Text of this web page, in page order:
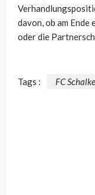
davon, ob am
oder die
Tags : FC